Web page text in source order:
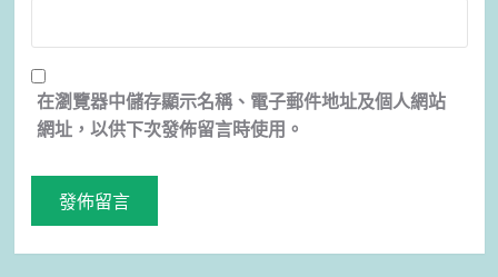
在瀏覽器中儲存顯示名稱、電子郵件地址及個人網站
網址，以供下次發佈留言時使用。